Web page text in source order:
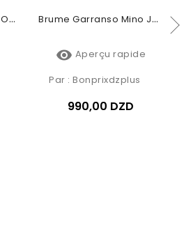
Brume Garranso Mino Orchidée 250ml Brume Garranso Mino Jardin De Rio 250ml
 Aperçu rapide
Par : Bonprixdzplus
990,00 DZD